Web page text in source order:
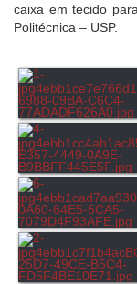
caixa em tecido
Politécnica – USP.